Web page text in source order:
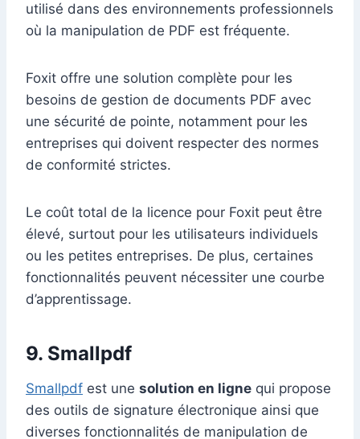
utilisé dans des environnements professionnels
où la manipulation de PDF est fréquente.
Foxit offre une solution complète pour les
besoins de gestion de documents PDF avec
une sécurité de pointe, notamment pour les
entreprises qui doivent respecter des normes
de conformité strictes.
Le coût total de la licence pour Foxit peut être
élevé, surtout pour les utilisateurs individuels
ou les petites entreprises. De plus, certaines
fonctionnalités peuvent nécessiter une courbe
d’apprentissage.
9. Smallpdf
Smallpdf est une solution en ligne qui propose
des outils de signature électronique ainsi que
diverses fonctionnalités de manipulation de